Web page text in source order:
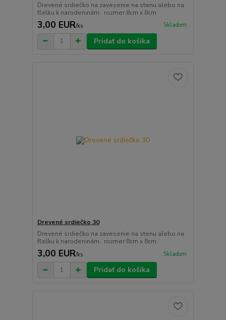
Drevené srdiečko na zavesenie na stenu alebo na
fľašku k narodeninám. rozmer:8cm x 8cm
3,00 EUR/ks Skladom
Pridať do košíka
Drevené srdiečko 30
Drevené srdiečko na zavesenie na stenu alebo na
fľašku k narodeninám. rozmer:8cm x 8cm
3,00 EUR/ks Skladom
Pridať do košíka